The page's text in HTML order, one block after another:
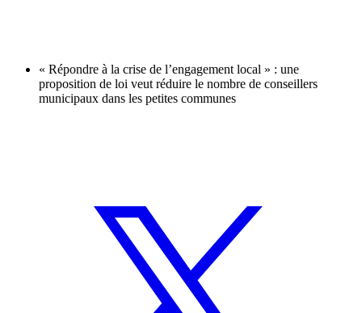
« Répondre à la crise de l’engagement local » : une
proposition de loi veut réduire le nombre de conseillers
municipaux dans les petites communes